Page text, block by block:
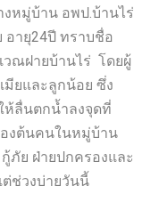
หมู่บ้าน อพป.บ้านไร่
อายุ24ปี ทราบชื่อ
วณฝายบ้านไร่ โดยผู้
ยและลูกน้อย ซึ่ง
ห้ลื่นตกน้ำลงจุดที่
องต้นคนในหมู่บ้าน
ภัย ฝ่ายปกครองและ
ช่วงบ่ายวันนี้